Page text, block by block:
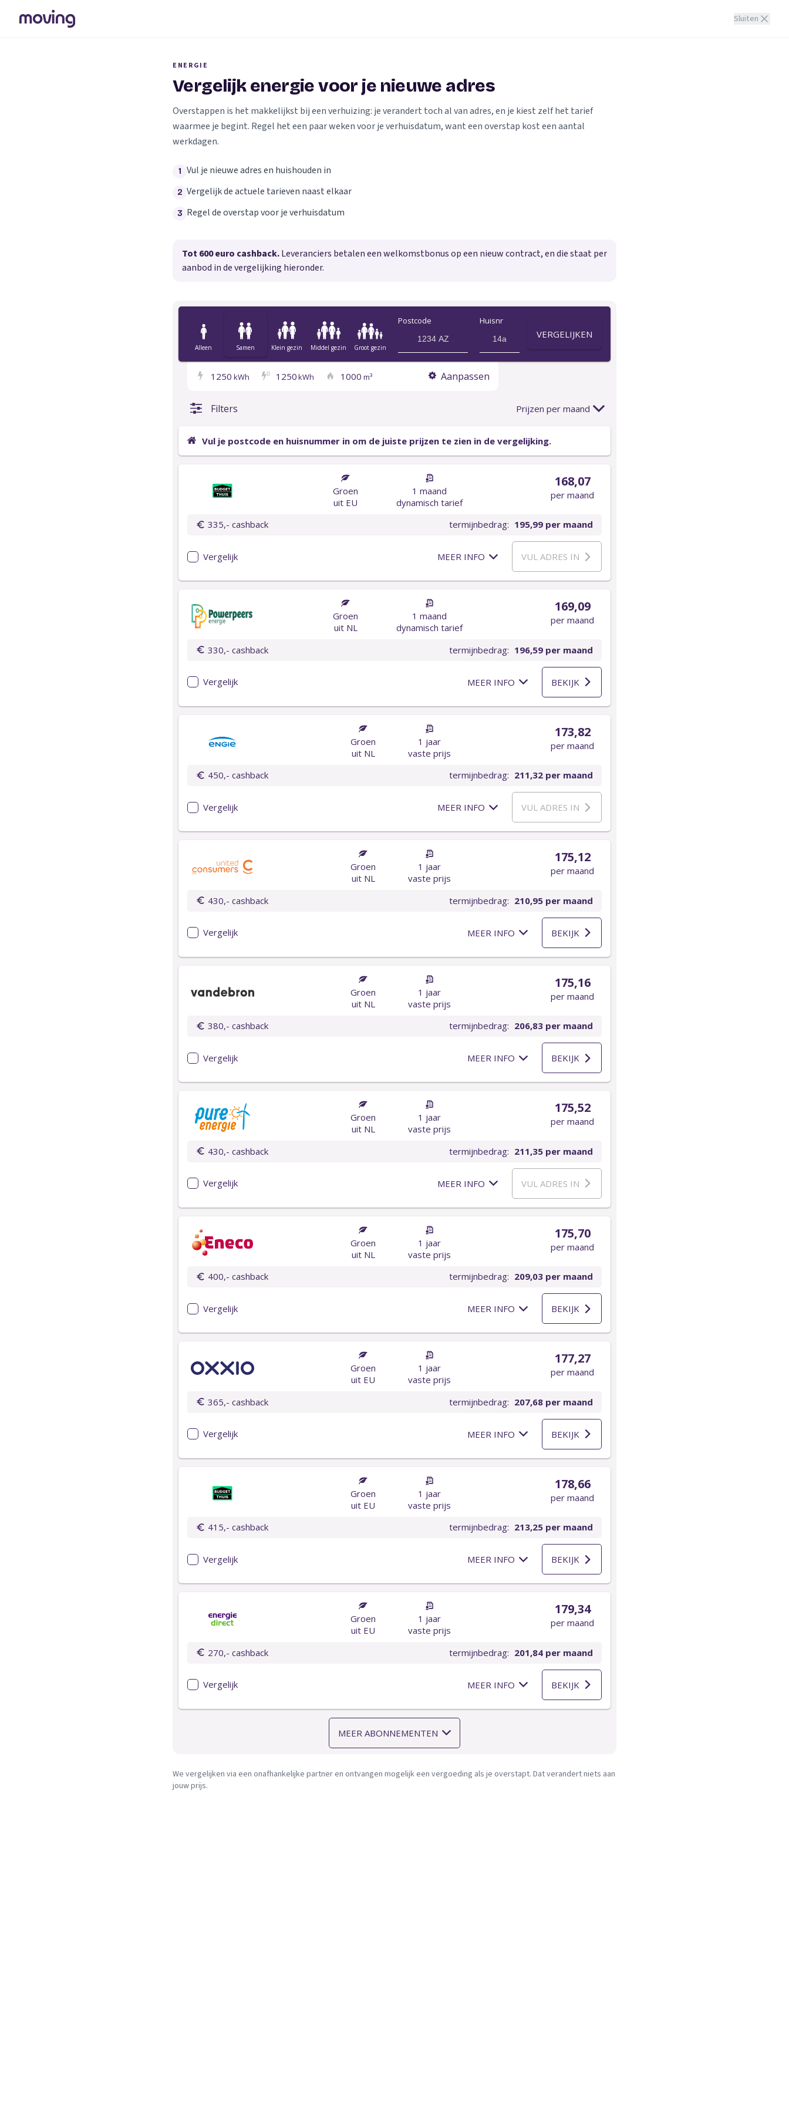
Sluiten
ENERGIE
Vergelijk energie voor je nieuwe adres
Overstappen is het makkelijkst bij een verhuizing: je verandert toch al van adres, en je kiest zelf het tarief
waarmee je begint. Regel het een paar weken voor je verhuisdatum, want een overstap kost een aantal
werkdagen.
1 Vul je nieuwe adres en huishouden in
2 Vergelijk de actuele tarieven naast elkaar
3 Regel de overstap voor je verhuisdatum
Tot 600 euro cashback.Leveranciers betalen een welkomstbonus op een nieuw contract, en die staat per
aanbod in de vergelijking hieronder.
We vergelijken via een onafhankelijke partner en ontvangen mogelijk een vergoeding als je overstapt. Dat verandert niets aan
jouw prijs.